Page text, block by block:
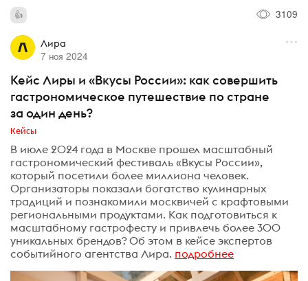
3109
Лира
7 ноя 2024
Кейс Лиры и «Вкусы России»: как совершить
гастрономическое путешествие по стране
за один день?
Кейсы
В июле 2024 года в Москве прошел масштабный
гастрономический фестиваль «Вкусы России»,
который посетили более миллиона человек.
Организаторы показали богатство кулинарных
традиций и познакомили москвичей с крафтовыми
региональными продуктами. Как подготовиться к
масштабному гастрофесту и привлечь более 300
уникальных брендов? Об этом в кейсе экспертов
событийного агентства Лира. подробнее